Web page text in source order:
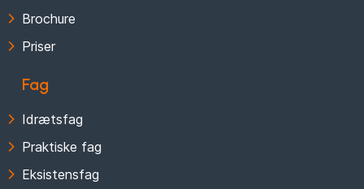
Brochure
Priser
Fag
Idrætsfag
Praktiske fag
Eksistensfag